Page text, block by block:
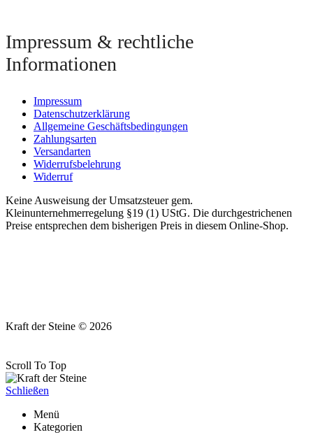
Impressum & rechtliche
Informationen
Impressum
Datenschutzerklärung
Allgemeine Geschäftsbedingungen
Zahlungsarten
Versandarten
Widerrufsbelehrung
Widerruf
Keine Ausweisung der Umsatzsteuer gem.
Kleinunternehmerregelung §19 (1) UStG. Die durchgestrichenen
Preise entsprechen dem bisherigen Preis in diesem Online-Shop.
Kraft der Steine © 2026
Scroll To Top
Schließen
Menü
Kategorien